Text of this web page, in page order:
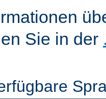
Sie in der